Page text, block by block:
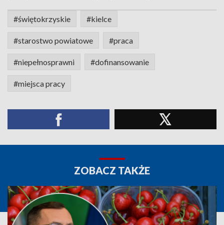
#świętokrzyskie #kielce
#starostwo powiatowe #praca
#niepełnosprawni #dofinansowanie
#miejsca pracy
ZOBACZ TAKŻE